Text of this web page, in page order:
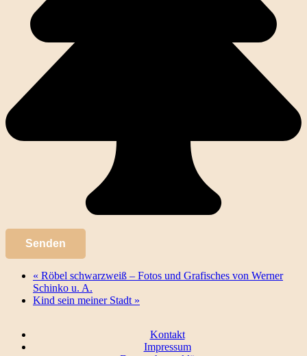
« Röbel schwarzweiß – Fotos und Grafisches von Werner
Schinko u. A.
Kind sein meiner Stadt »
Kontakt
Impressum